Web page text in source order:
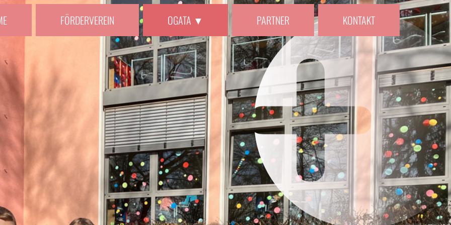
FÖRDERVEREIN OGATA ▼ PARTNER KONTAKT